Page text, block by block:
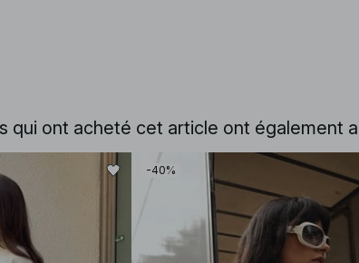
qui ont acheté cet article ont également
-40%